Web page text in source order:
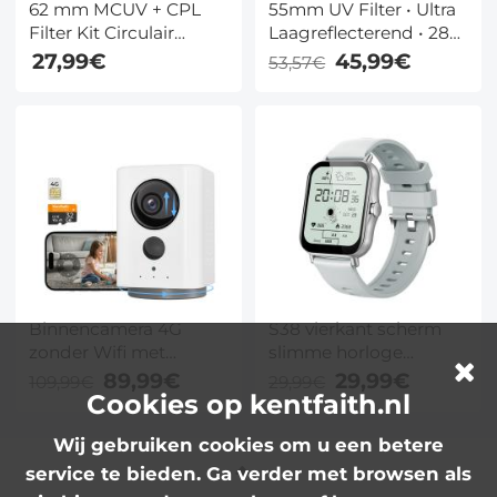
62 mm MCUV + CPL
Filter Kit Circulair
Polarisatiefilter en
MCUV
Nano Klear Serie
27,99€
55mm UV Filter • Ultra
Laagreflecterend • 28
Laags Nano Coating •
Krasbestendig HD
53,57€ 45,99€
Binnencamera 4G
Beveiligingscamera
32GB SD-kaart
S38 vierkant scherm
scherm bluetooth
ultradunne lichaam
hartslag
bloeddrukmeter stap
Cookies op kentfaith.nl
Wij gebruiken cookies om u een betere
service te bieden. Ga verder met browsen als